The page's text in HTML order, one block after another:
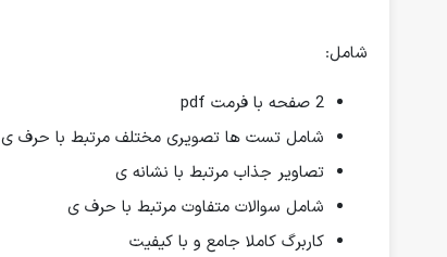
شامل:
2 صفحه با فرمت pdf
شامل تست ها تصویری مختلف مرتبط با حرف ی
تصاویر جذاب مرتبط با نشانه ی
شامل سوالات متفاوت مرتبط با حرف ی
کاربرگ کاملا جامع و با کیفیت